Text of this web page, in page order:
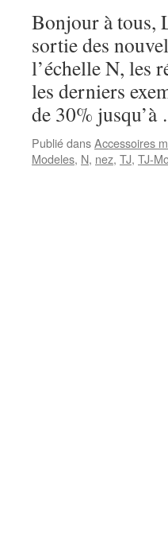
Bonjour à tous,
sortie des
l’échelle N, les
les derniers
de 30%
Publié dansAccessoires
Modeles, N, nez, TJ, TJ-